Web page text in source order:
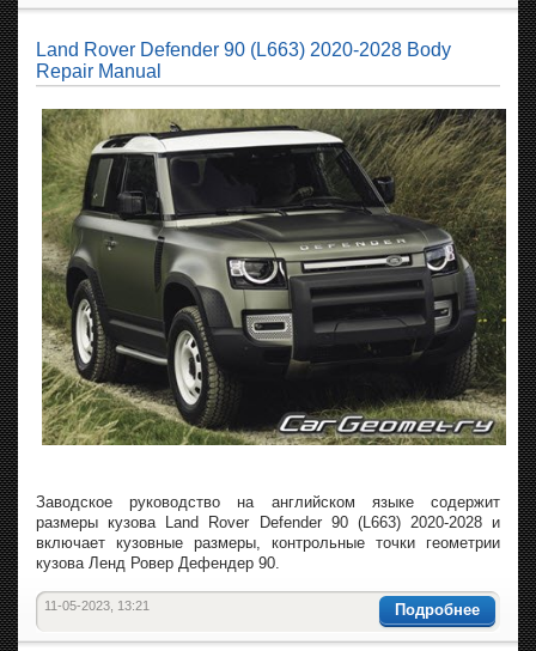
Land Rover Defender 90 (L663) 2020-2028 Body
Repair Manual
Заводское руководство на английском языке содержит
размеры кузова Land Rover Defender 90 (L663) 2020-2028 и
включает кузовные размеры, контрольные точки геометрии
кузова Ленд Ровер Дефендер 90.
Подробнее
11-05-2023, 13:21